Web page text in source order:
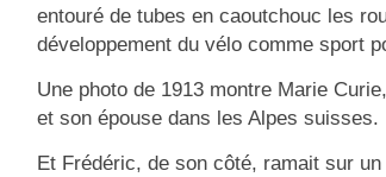
entouré de tubes en caoutchouc les
développement du vélo comme sport
Une photo de 1913 montre Marie
et son épouse dans les Alpes suisses.
Et Frédéric, de son côté, ramait sur